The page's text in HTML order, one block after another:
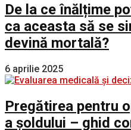
De la ce înălțime
ca aceasta să se
devină mortală?
6 aprilie 2025
Pregătirea pentru
a șoldului – ghid